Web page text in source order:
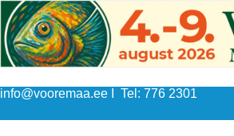
Skip
to
content
info@vooremaa.ee I Tel: 776 2301